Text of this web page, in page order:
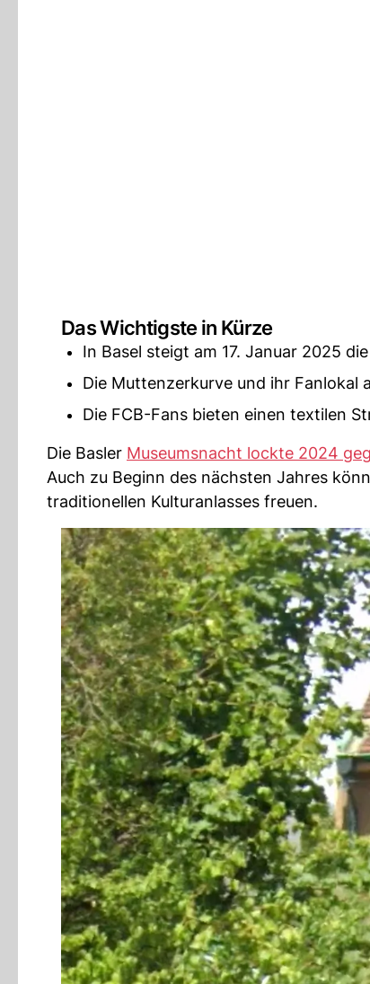
Das Wichtigste in Kürze
In Basel steigt am 17. Januar 2025
Die Muttenzerkurve und ihr Fanlokal
Die FCB-Fans bieten einen textilen
Die Basler Museumsnacht lockte 2024
Auch zu Beginn des nächsten Jahres
traditionellen Kulturanlasses freuen.